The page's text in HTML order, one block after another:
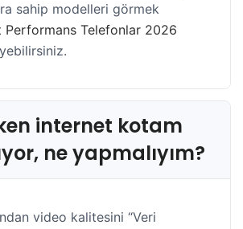
sahip modelleri görmek
Performans Telefonlar 2026
internet kotam
ne yapmalıyım?
video kalitesini “Veri